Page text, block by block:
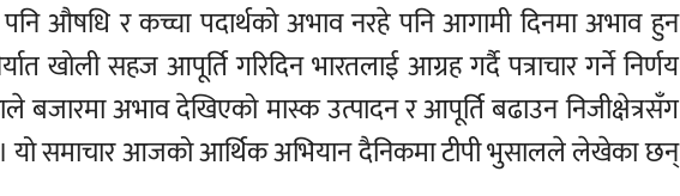
औषधि र कच्चा पदार्थको अभाव नरहे पनि आगामी दिनमा अभाव हुन
खोली सहज आपूर्ति गरिदिन भारतलाई आग्रह गर्दै पत्राचार गर्ने निर्णय
बजारमा अभाव देखिएको मास्क उत्पादन र आपूर्ति बढाउन निजीक्षेत्रसँग
यो समाचार आजको आर्थिक अभियान दैनिकमा टीपी भुसालले लेखेका छन्